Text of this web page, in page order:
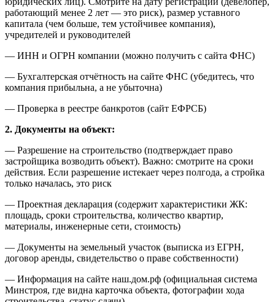
работающий менее 2 лет — это риск), размер уставного
капитала (чем больше, тем устойчивее компания),
учредителей и руководителей
— ИНН и ОГРН компании (можно получить с сайта ФНС)
— Бухгалтерская отчётность на сайте ФНС (убедитесь, что
компания прибыльна, а не убыточна)
— Проверка в реестре банкротов (сайт ЕФРСБ)
2. Документы на объект:
— Разрешение на строительство (подтверждает право
застройщика возводить объект). Важно: смотрите на сроки
действия. Если разрешение истекает через полгода, а стройка
только началась, это риск
— Проектная декларация (содержит характеристики ЖК:
площадь, сроки строительства, количество квартир,
материалы, инженерные сети, стоимость)
— Документы на земельный участок (выписка из ЕГРН,
договор аренды, свидетельство о праве собственности)
— Информация на сайте наш.дом.рф (официальная система
Минстроя, где видна карточка объекта, фотографии хода